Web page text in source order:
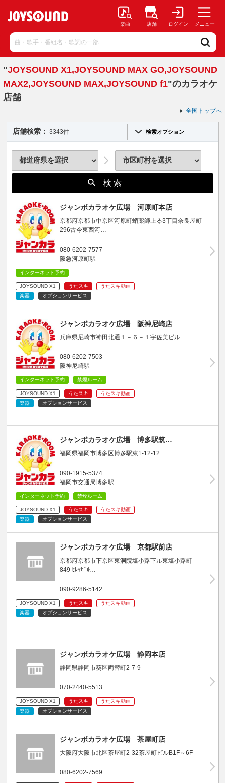
楽曲 店舗 ログイン メニュー
"JOYSOUND X1,JOYSOUND MAX GO,JOYSOUND
MAX2,JOYSOUND MAX,JOYSOUND f1"のカラオケ
店舗
全国トップへ
店舗検索： 3343件 検索オプション
検 索
ジャンボカラオケ広場 河原町本店
京都府京都市中京区河原町蛸薬師上る3丁目奈良屋町
296古今東西河…
080-6202-7577
阪急河原町駅
インターネット予約
JOYSOUND X1 うたスキ
うたスキ動画
楽器
オプションサービス
ジャンボカラオケ広場 阪神尼崎店
兵庫県尼崎市神田北通１－６－１宇佐美ビル
080-6202-7503
阪神尼崎駅
インターネット予約 禁煙ルーム
JOYSOUND X1 うたスキ
うたスキ動画
楽器
オプションサービス
ジャンボカラオケ広場 博多駅筑…
福岡県福岡市博多区博多駅東1-12-12
090-1915-5374
福岡市交通局博多駅
インターネット予約 禁煙ルーム
JOYSOUND X1 うたスキ
うたスキ動画
楽器
オプションサービス
ジャンボカラオケ広場 京都駅前店
京都府京都市下京区東洞院塩小路下ル東塩小路町
849 ｾﾚﾏﾋﾞﾙ…
090-9286-5142
JOYSOUND X1 うたスキ
うたスキ動画
楽器
オプションサービス
ジャンボカラオケ広場 静岡本店
静岡県静岡市葵区両替町2-7-9
070-2440-5513
JOYSOUND X1 うたスキ
うたスキ動画
楽器
オプションサービス
ジャンボカラオケ広場 茶屋町店
大阪府大阪市北区茶屋町2-32茶屋町ビルB1F～6F
080-6202-7569